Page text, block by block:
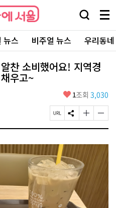
검
창
열
기
메
뉴
전
체
보
뉴스 비주얼 뉴스 우리동
찬 소비했어요! 지역경
우고~
좋
요
1조회 3,030
페
이
U
R
L
복
사
S
N
공
유
하
기
글
자
기
게
하
글
자
기
작
게
변